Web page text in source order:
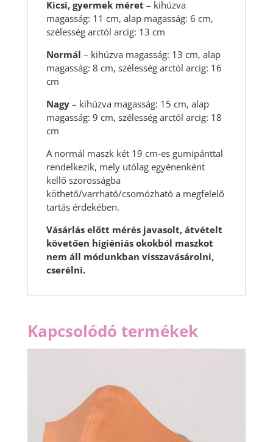
Kicsi, gyermek méret – kihúzva
magasság: 11 cm, alap magasság: 6 cm,
szélesség arctól arcig: 13 cm
Normál – kihúzva magasság: 13 cm, alap
magasság: 8 cm, szélesség arctól arcig: 16
cm
Nagy– kihúzva magasság: 15 cm, alap
magasság: 9 cm, szélesség arctól arcig: 18
cm
A normál maszk két 19 cm-es gumipánttal
rendelkezik, mely utólag egyénenként
kellő szorosságba
köthető/varrható/csomózható a megfelelő
tartás érdekében.
Vásárlás előtt mérés javasolt, átvételt
követően higiéniás okokból maszkot
nem áll módunkban visszavásárolni,
cserélni.
Kapcsolódó termékek